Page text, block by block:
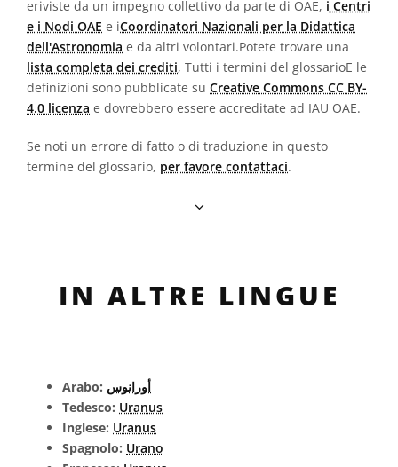
eriviste da un impegno collettivo da parte di OAE, i Centri
e i Nodi OAE e iCoordinatori Nazionali per la Didattica
dell'Astronomia e da altri volontari.Potete trovare una
lista completa dei crediti, Tutti i termini del glossarioE le
definizioni sono pubblicate su Creative Commons CC BY-
4.0 licenza e dovrebbero essere accreditate ad IAU OAE.
Se noti un errore di fatto o di traduzione in questo
termine del glossario, per favore contattaci.
IN ALTRE LINGUE
Arabo: أورانوس
Tedesco: Uranus
Inglese: Uranus
Spagnolo: Urano